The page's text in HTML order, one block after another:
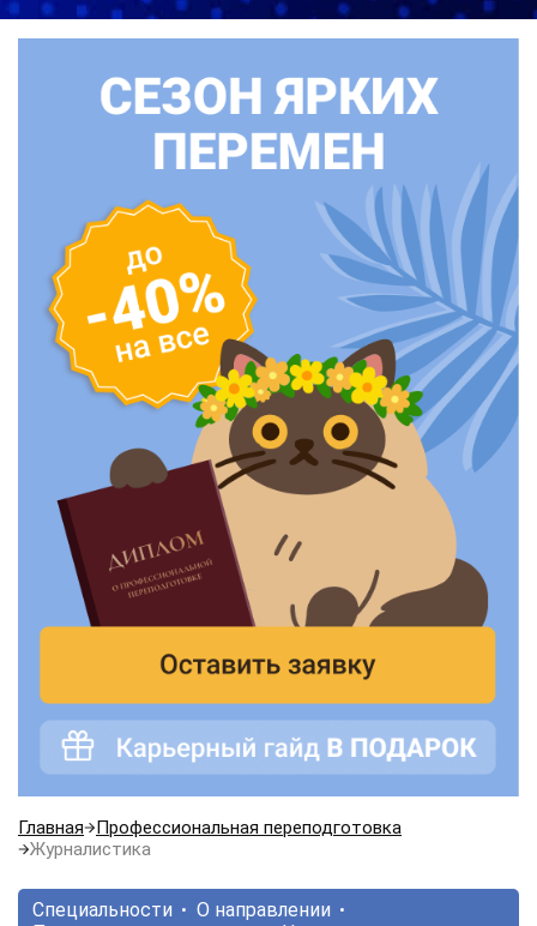
Главная
Профессиональная переподготовка
Журналистика
Специальности
О направлении